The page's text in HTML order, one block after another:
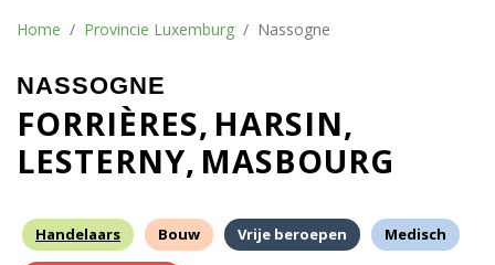
Home Provincie Luxemburg Nassogne
NASSOGNE
FORRIÈRES HARSIN
LESTERNY MASBOURG
Handelaars Bouw Vrije beroepen Medisch